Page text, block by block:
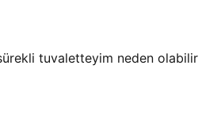
tuvaletteyim neden olabilir